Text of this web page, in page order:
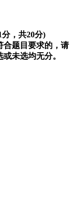
，共20分)
合题目要求的，请
未选均无分。